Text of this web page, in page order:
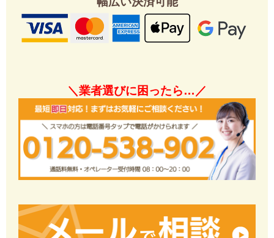
＼業者選びに困ったら…／